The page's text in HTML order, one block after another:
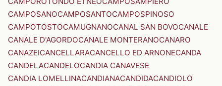
CAMPOSANOCAMPOSANTOCAMPOSPINOSO
CAMPOTOSTOCAMUGNANOCANAL SAN BOVOCANALE
CANALE D'AGORDOCANALE MONTERANOCANARO
CANAZEICANCELLARACANCELLO ED ARNONECANDA
CANDELACANDELOCANDIA CANAVESE
CANDIA LOMELLINACANDIANACANDIDACANDIOLO